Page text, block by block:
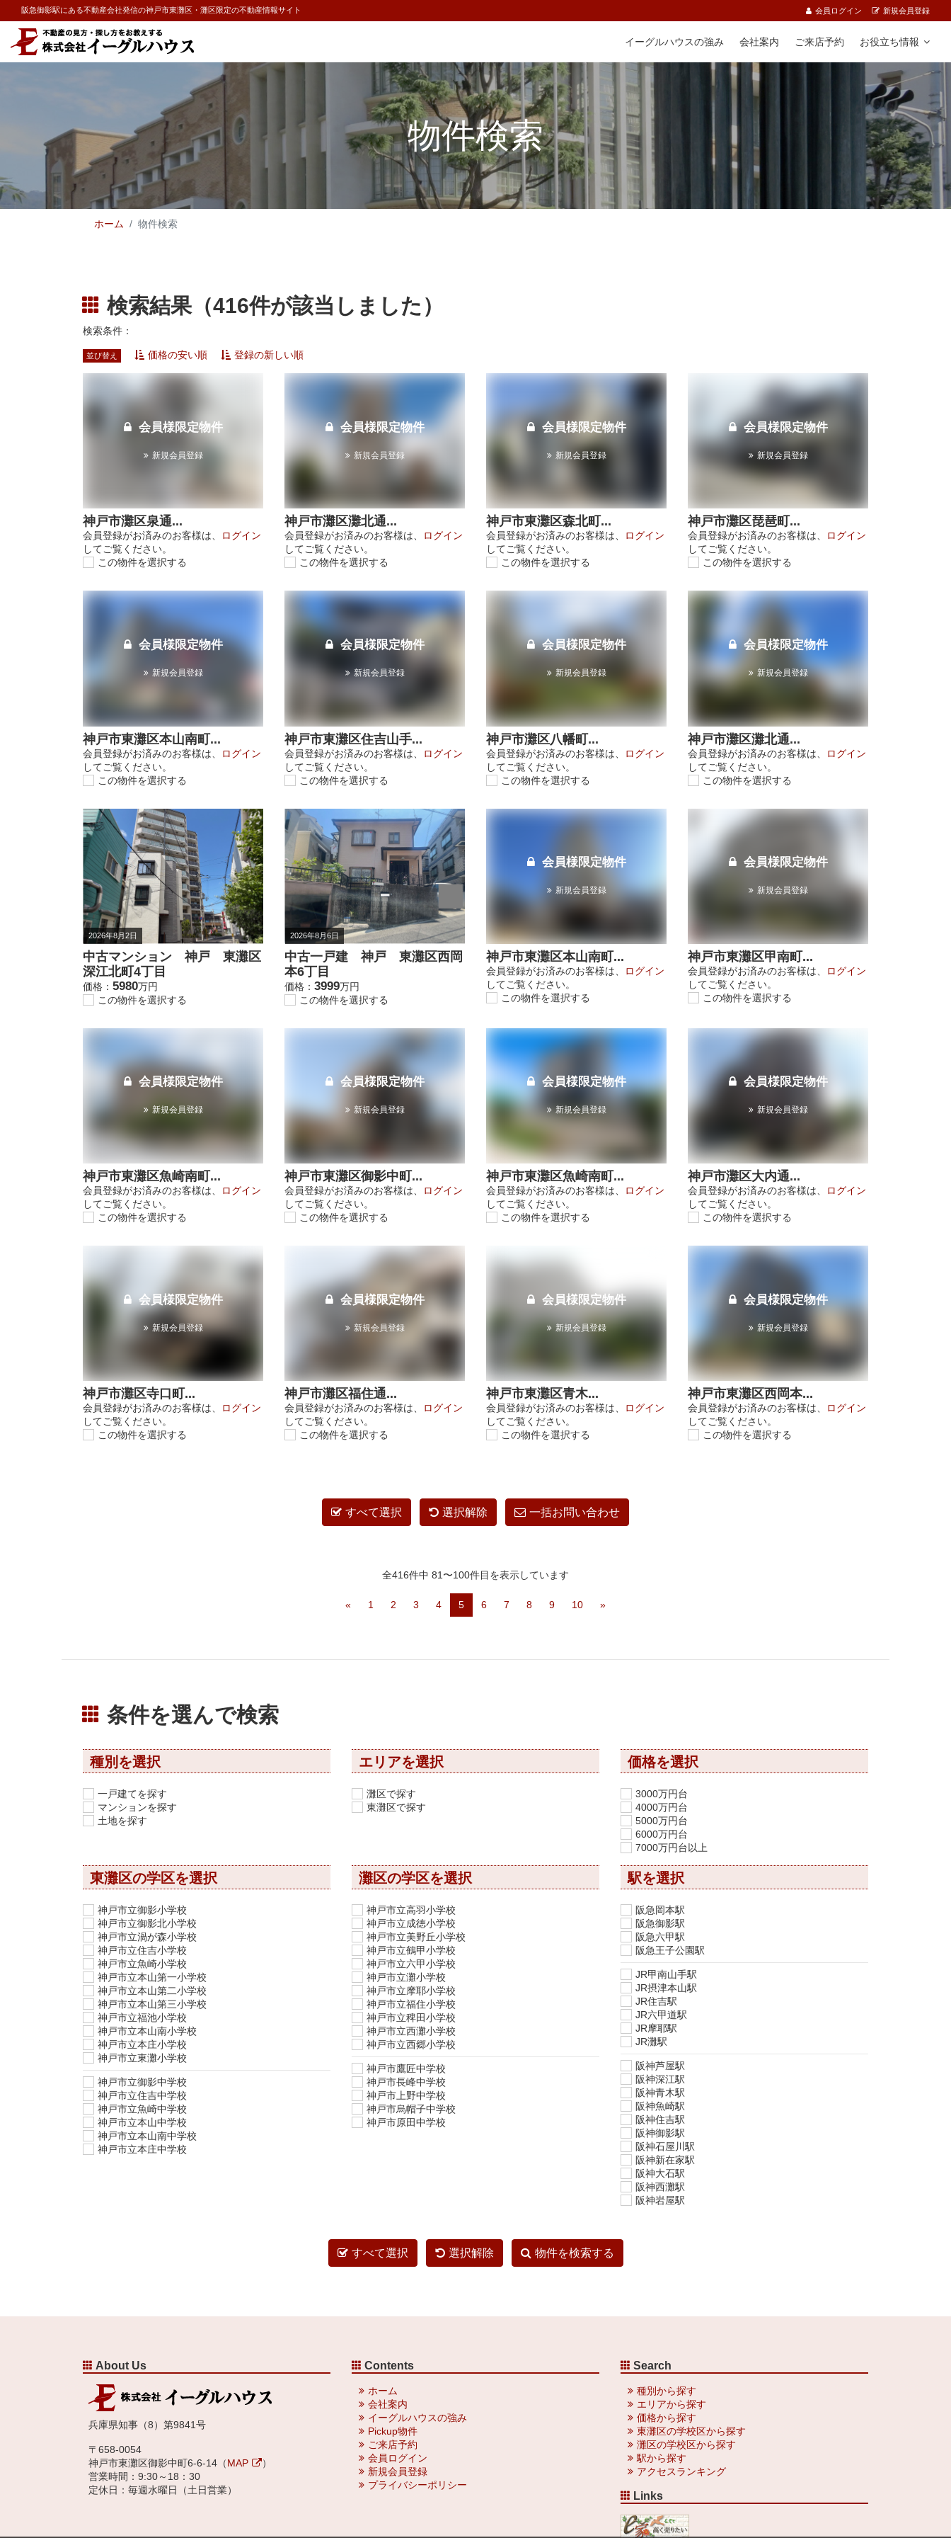
阪急御影駅にある不動産会社発信の神戸市東灘区・灘区限定の不動産情報サイト 会員ログイン 新規会員登録
イーグルハウスの強み 会社案内 ご来店予約 お役立ち情報
物件検索
ホーム 物件検索
検索結果（416件が該当しました）
検索条件：
並び替え 価格の安い順 登録の新しい順
会員様限定物件
新規会員登録
神戸市灘区泉通...
会員登録がお済みのお客様は、
ログイン
してご覧ください。
この物件を選択する
会員様限定物件
新規会員登録
神戸市灘区灘北通...
会員登録がお済みのお客様は、
ログイン
してご覧ください。
この物件を選択する
会員様限定物件
新規会員登録
神戸市東灘区森北町...
会員登録がお済みのお客様は、
ログイン
してご覧ください。
この物件を選択する
会員様限定物件
新規会員登録
神戸市灘区琵琶町...
会員登録がお済みのお客様は、
ログイン
してご覧ください。
この物件を選択する
会員様限定物件
新規会員登録
神戸市東灘区本山南町...
会員登録がお済みのお客様は、
ログイン
してご覧ください。
この物件を選択する
会員様限定物件
新規会員登録
神戸市東灘区住吉山手...
会員登録がお済みのお客様は、
ログイン
してご覧ください。
この物件を選択する
会員様限定物件
新規会員登録
神戸市灘区八幡町...
会員登録がお済みのお客様は、
ログイン
してご覧ください。
この物件を選択する
会員様限定物件
新規会員登録
神戸市灘区灘北通...
会員登録がお済みのお客様は、
ログイン
してご覧ください。
この物件を選択する
2026年8月2日
中古マンション 神戸 東灘区
深江北町4丁目
価格： 5980万円
この物件を選択する
2026年8月6日
中古一戸建 神戸 東灘区西岡
本6丁目
価格： 3999万円
この物件を選択する
会員様限定物件
新規会員登録
神戸市東灘区本山南町...
会員登録がお済みのお客様は、
ログイン
してご覧ください。
この物件を選択する
会員様限定物件
新規会員登録
神戸市東灘区甲南町...
会員登録がお済みのお客様は、
ログイン
してご覧ください。
この物件を選択する
会員様限定物件
新規会員登録
神戸市東灘区魚崎南町...
会員登録がお済みのお客様は、
ログイン
してご覧ください。
この物件を選択する
会員様限定物件
新規会員登録
神戸市東灘区御影中町...
会員登録がお済みのお客様は、
ログイン
してご覧ください。
この物件を選択する
会員様限定物件
新規会員登録
神戸市東灘区魚崎南町...
会員登録がお済みのお客様は、
ログイン
してご覧ください。
この物件を選択する
会員様限定物件
新規会員登録
神戸市灘区大内通...
会員登録がお済みのお客様は、
ログイン
してご覧ください。
この物件を選択する
会員様限定物件
新規会員登録
神戸市灘区寺口町...
会員登録がお済みのお客様は、
ログイン
してご覧ください。
この物件を選択する
会員様限定物件
新規会員登録
神戸市灘区福住通...
会員登録がお済みのお客様は、
ログイン
してご覧ください。
この物件を選択する
会員様限定物件
新規会員登録
神戸市東灘区青木...
会員登録がお済みのお客様は、
ログイン
してご覧ください。
この物件を選択する
会員様限定物件
新規会員登録
神戸市東灘区西岡本...
会員登録がお済みのお客様は、
ログイン
してご覧ください。
この物件を選択する
すべて選択 選択解除 一括お問い合わせ
全416件中 81〜100件目を表示しています
« 1 2 3 4 5 6 7 8 9 10 »
条件を選んで検索
種別を選択
一戸建てを探す
マンションを探す
土地を探す
エリアを選択
灘区で探す
東灘区で探す
価格を選択
3000万円台
4000万円台
5000万円台
6000万円台
7000万円台以上
東灘区の学区を選択
神戸市立御影小学校
神戸市立御影北小学校
神戸市立渦が森小学校
神戸市立住吉小学校
神戸市立魚崎小学校
神戸市立本山第一小学校
神戸市立本山第二小学校
神戸市立本山第三小学校
神戸市立福池小学校
神戸市立本山南小学校
神戸市立本庄小学校
神戸市立東灘小学校
神戸市立御影中学校
神戸市立住吉中学校
神戸市立魚崎中学校
神戸市立本山中学校
神戸市立本山南中学校
神戸市立本庄中学校
灘区の学区を選択
神戸市立高羽小学校
神戸市立成徳小学校
神戸市立美野丘小学校
神戸市立鶴甲小学校
神戸市立六甲小学校
神戸市立灘小学校
神戸市立摩耶小学校
神戸市立福住小学校
神戸市立稗田小学校
神戸市立西灘小学校
神戸市立西郷小学校
神戸市鷹匠中学校
神戸市長峰中学校
神戸市上野中学校
神戸市烏帽子中学校
神戸市原田中学校
駅を選択
阪急岡本駅
阪急御影駅
阪急六甲駅
阪急王子公園駅
JR甲南山手駅
JR摂津本山駅
JR住吉駅
JR六甲道駅
JR摩耶駅
JR灘駅
阪神芦屋駅
阪神深江駅
阪神青木駅
阪神魚崎駅
阪神住吉駅
阪神御影駅
阪神石屋川駅
阪神新在家駅
阪神大石駅
阪神西灘駅
阪神岩屋駅
すべて選択 選択解除 物件を検索する
About Us
兵庫県知事（8）第9841号
〒658-0054
神戸市東灘区御影中町6-6-14（MAP
）
営業時間：9:30～18：30
定休日：毎週水曜日（土日営業）
Contents
ホーム
会社案内
イーグルハウスの強み
Pickup物件
ご来店予約
会員ログイン
新規会員登録
プライバシーポリシー
Search
種別から探す
エリアから探す
価格から探す
東灘区の学校区から探す
灘区の学校区から探す
駅から探す
アクセスランキング
Links